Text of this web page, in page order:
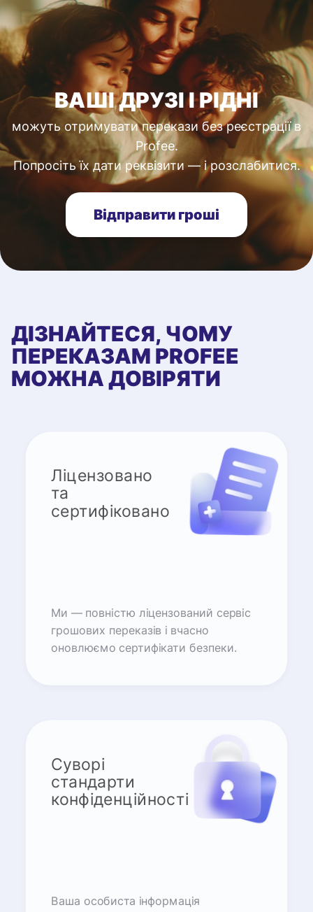
ВАШІ ДРУЗІ І РІДНІ
можуть отримувати перекази без реєстрації в
Profee.
Попросіть їх дати реквізити — і розслабитися.
Відправити гроші
ДІЗНАЙТЕСЯ, ЧОМУ
ПЕРЕКАЗАМ PROFEE
МОЖНА ДОВІРЯТИ
Ліцензовано
та
сертифіковано
Ми — повністю ліцензований сервіс
грошових переказів і вчасно
оновлюємо сертифікати безпеки.
Суворі
стандарти
конфіденційності
Ваша особиста інформація